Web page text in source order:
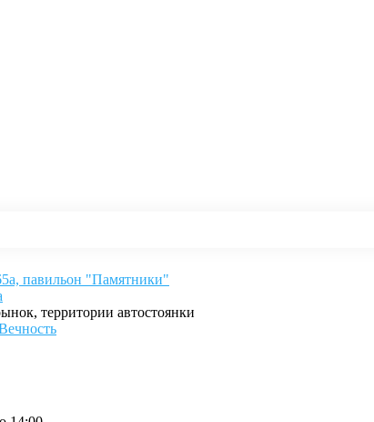
павильон "Памятники"
территории автостоянки